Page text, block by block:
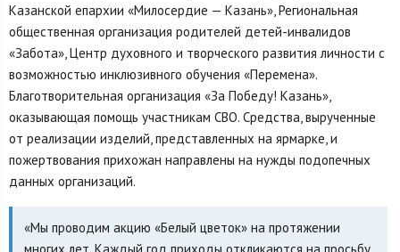
Казанской епархии «Милосердие — Казань», Региональная
общественная организация родителей детей-инвалидов
«Забота», Центр духовного и творческого развития личности с
возможностью инклюзивного обучения «Перемена».
Благотворительная организация «За Победу! Казань»,
оказывающая помощь участникам СВО. Средства, вырученные
от реализации изделий, представленных на ярмарке, и
пожертвования прихожан направлены на нужды подопечных
данных организаций.
«Мы проводим акцию «Белый цветок» на протяжении